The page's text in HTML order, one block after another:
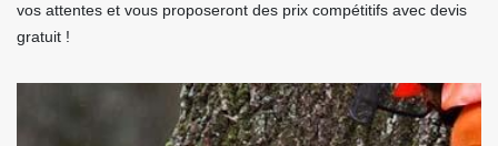
vos attentes et vous proposeront des prix compétitifs avec devis
gratuit !